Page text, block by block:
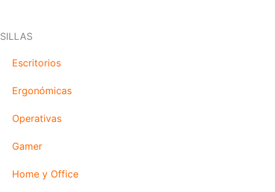
SILLAS
Escritorios
Ergonómicas
Operativas
Gamer
Home y Office